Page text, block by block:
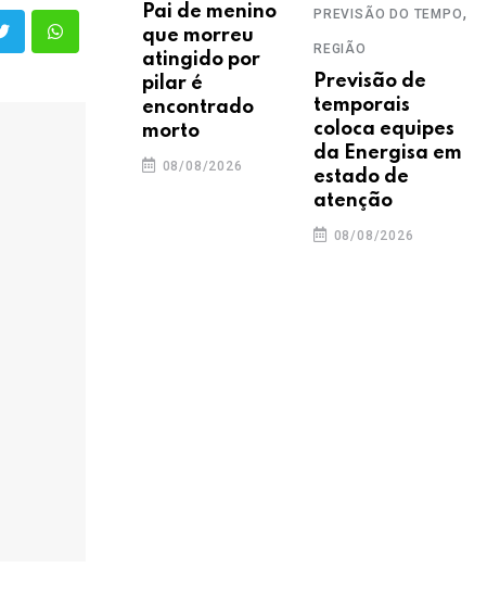
Pai de menino
que morreu
atingido por
pilar é
encontrado
morto
08/08/2026
PREVISÃO DO TEMPO,
REGIÃO
Previsão de
temporais
coloca equipes
da Energisa em
estado de
atenção
08/08/2026